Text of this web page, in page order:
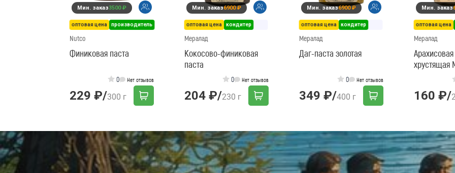
Мин. заказ3500 ₽
оптовая цена производитель
Nutco
Финиковая паста
0 Нет отзывов
229 ₽/300 г
Мин. заказ6900 ₽
оптовая цена кондитер
Мералад
Кокосово-финиковая
паста
0 Нет отзывов
204 ₽/230 г
Мин. заказ6900 ₽
оптовая цена кондитер
Мералад
Даг-паста золотая
0 Нет отзывов
349 ₽/400 г
Мин. заказ
оптовая цена
Мералад
хрустящая
160 ₽/